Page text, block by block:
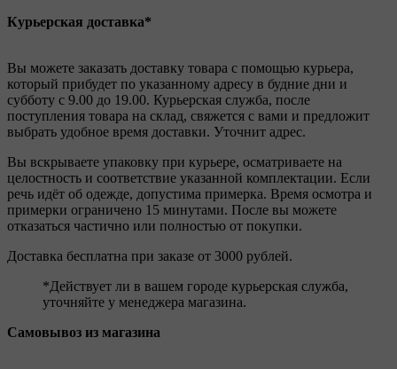
Курьерская доставка*
Вы можете заказать доставку товара с помощью курьера,
который прибудет по указанному адресу в будние дни и
субботу с 9.00 до 19.00. Курьерская служба, после
поступления товара на склад, свяжется с вами и предложит
выбрать удобное время доставки. Уточнит адрес.
Вы вскрываете упаковку при курьере, осматриваете на
целостность и соответствие указанной комплектации. Если
речь идёт об одежде, допустима примерка. Время осмотра и
примерки ограничено 15 минутами. После вы можете
отказаться частично или полностью от покупки.
Доставка бесплатна при заказе от 3000 рублей.
*Действует ли в вашем городе курьерская служба,
уточняйте у менеджера магазина.
Самовывоз из магазина